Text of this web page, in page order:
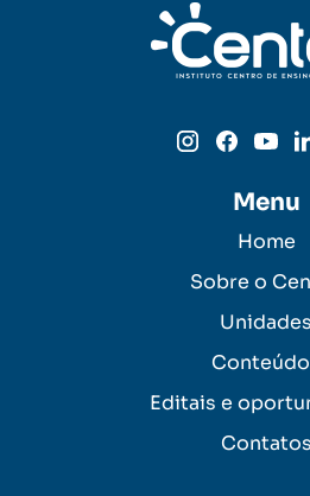
Menu
Home
Sobre o
Unidades
Editais e
Contatos